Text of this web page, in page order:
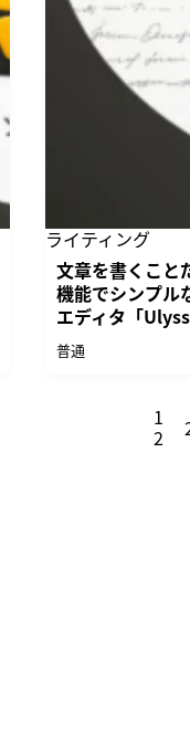
ライティング
文章を書くこと
機能でシンプル
エディタ「
普通
1
2